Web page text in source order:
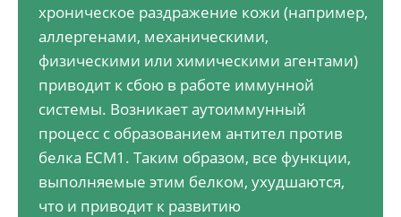
хроническое раздражение кожи (например,
аллергенами, механическими,
физическими или химическими агентами)
приводит к сбою в работе иммунной
системы. Возникает аутоиммунный
процесс с образованием антител против
белка ЕСМ1. Таким образом, все функции,
выполняемые этим белком, ухудшаются,
что и приводит к развитию